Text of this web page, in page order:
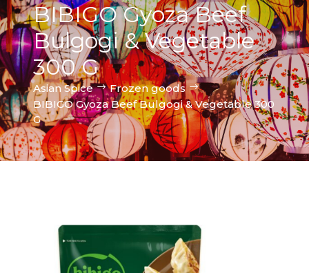
BIBIGO Gyoza Beef
Bulgogi & Vegetable
300 G
Asian Spice
Frozen goods
BIBIGO Gyoza Beef Bulgogi & Vegetable 300
G